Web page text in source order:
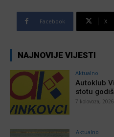
Facebook X
NAJNOVIJE VIJESTI
Aktualno
Autoklub
stotu
7 kolovoza, 2026
Aktualno